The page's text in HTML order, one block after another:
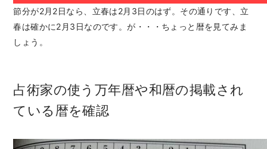
節分が2月2日なら、立春は2月3日のはず。その通りです、立
春は確かに2月3日なのです。が・・・ちょっと暦を見てみま
しょう。
占術家の使う万年暦や和暦の掲載され
ている暦を確認